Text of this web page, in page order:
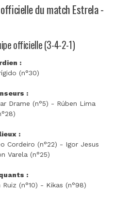
du match Estrela -
officielle (3-4-2-1)
:
(n°30)
:
Drame (n°5) - Rúben Lima
:
Cordeiro (n°22) - Igor Jesus
Varela (n°25)
:
(n°10) - Kikas (n°98)